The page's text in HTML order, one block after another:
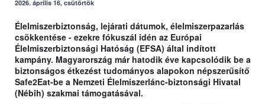
2026. április 16, csütörtök
Élelmiszerbiztonság, lejárati dátumok, élelmiszerpazarlás
csökkentése - ezekre fókuszál idén az Európai
Élelmiszerbiztonsági Hatóság (EFSA) által indított
kampány. Magyarország már hatodik éve kapcsolódik be a
biztonságos étkezést tudományos alapokon népszerűsítő
Safe2Eat-be a Nemzeti Élelmiszerlánc-biztonsági Hivatal
(Nébih) szakmai támogatásával.